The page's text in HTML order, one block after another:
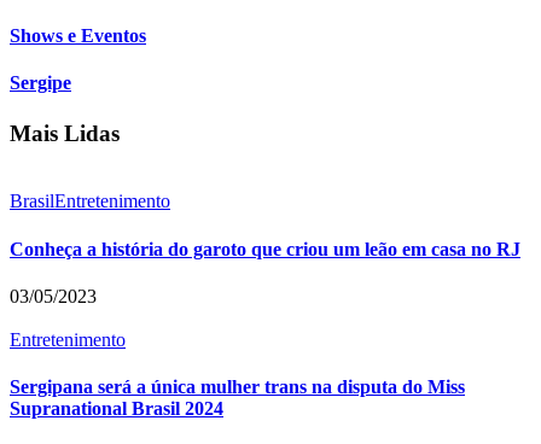
Shows e Eventos
Sergipe
Mais Lidas
BrasilEntretenimento
Conheça a história do garoto que criou um leão em casa no RJ
03/05/2023
Entretenimento
Sergipana será a única mulher trans na disputa do Miss
Supranational Brasil 2024